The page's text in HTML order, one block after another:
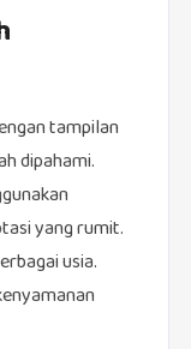
tampilan
dipahami.
yang rumit.
usia.